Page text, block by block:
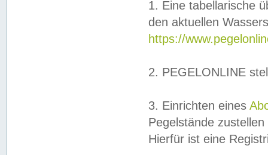
1. Eine tabellarische
den aktuellen
https://
2. PEGELONLINE
3. Einrichten eines
Pegelstände
Hierfür ist eine